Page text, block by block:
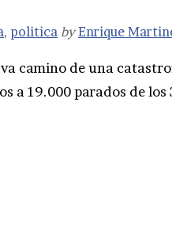
, politica byEnrique
camino de una
a 19.000 parados de